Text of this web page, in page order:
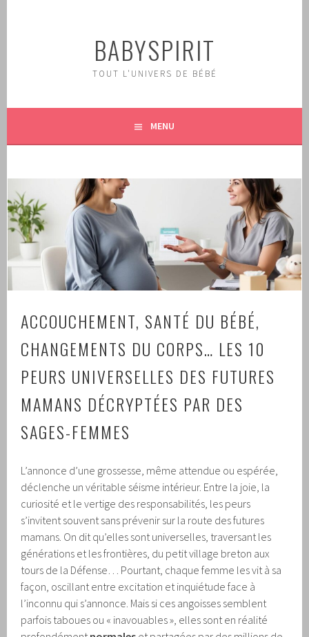
BABYSPIRIT
TOUT L'UNIVERS DE BÉBÉ
MENU
ACCOUCHEMENT, SANTÉ DU BÉBÉ,
CHANGEMENTS DU CORPS… LES 10
PEURS UNIVERSELLES DES FUTURES
MAMANS DÉCRYPTÉES PAR DES
SAGES-FEMMES
L’annonce d’une grossesse, même attendue ou espérée,
déclenche un véritable séisme intérieur. Entre la joie, la
curiosité et le vertige des responsabilités, les peurs
s’invitent souvent sans prévenir sur la route des futures
mamans. On dit qu’elles sont universelles, traversant les
générations et les frontières, du petit village breton aux
tours de la Défense… Pourtant, chaque femme les vit à sa
façon, oscillant entre excitation et inquiétude face à
l’inconnu qui s’annonce. Mais si ces angoisses semblent
parfois taboues ou « inavouables », elles sont en réalité